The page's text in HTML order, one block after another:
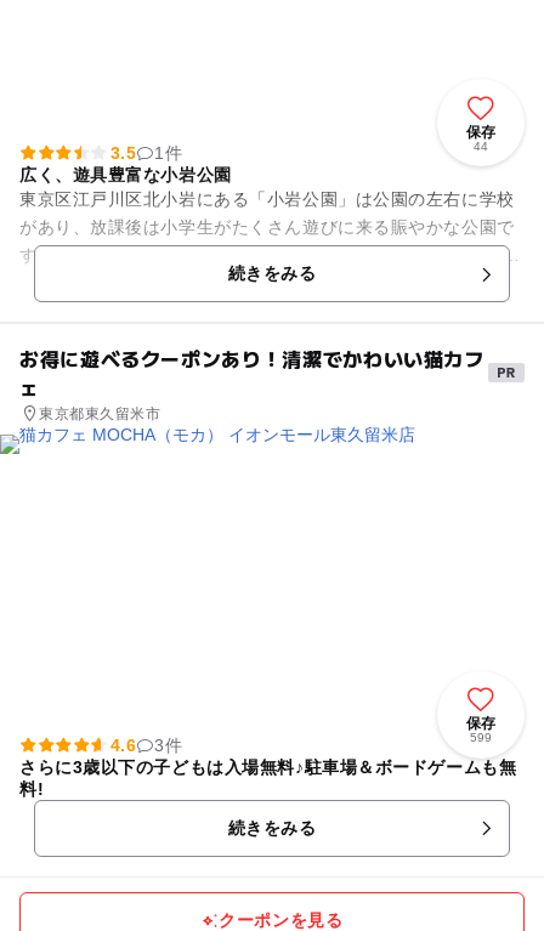
保存
44
3.5
1件
広く、遊具豊富な小岩公園
東京区江戸川区北小岩にある「小岩公園」は公園の左右に学校
があり、放課後は小学生がたくさん遊びに来る賑やかな公園で
す。 遊具は木製のアスレチック遊具、ブランコなど豊富にあり
続きをみる
お得に遊べるクーポンあり！清潔でかわいい猫カフ
ェ
東京都東久留米市
保存
599
4.6
3件
さらに3歳以下の子どもは入場無料♪駐車場＆ボードゲームも無
料!
続きをみる
クーポンを見る